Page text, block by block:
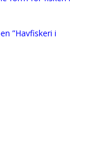
”Havfiskeri i